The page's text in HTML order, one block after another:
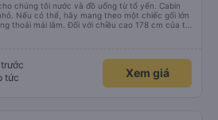
chúng tôi nước và đồ uống từ tổ yến. Cabin
Nếu có thể, hãy mang theo một chiếc gối lớn
thoải mái lắm. Đối với chiều cao 178 cm của tôi
chiều dài. Tôi chọn khởi hành từ văn phòng ở
giờ so với thời gian quy định
tức
Xem giá